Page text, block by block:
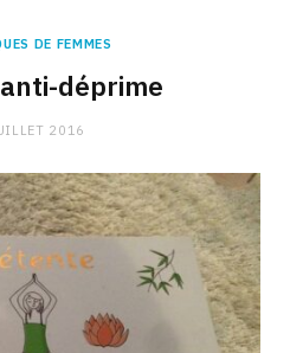
DE FEMMES
déprime
2016